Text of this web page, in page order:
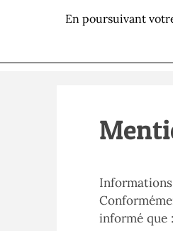
En poursuivant
informé que